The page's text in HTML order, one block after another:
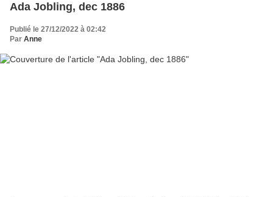
Ada Jobling, dec 1886
Publié le 27/12/2022 à 02:42
Par Anne